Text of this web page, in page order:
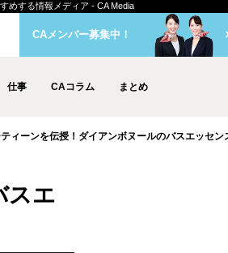
めする情報メディア - CA Media
仕事 CAコラム まとめ
CAメンバー募集中！
ィーンを伝授！ダイアンボヌールのバスエッセ
スエ